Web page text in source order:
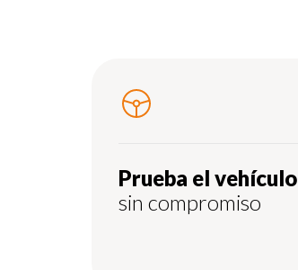
Prueba el vehículo
sin compromiso